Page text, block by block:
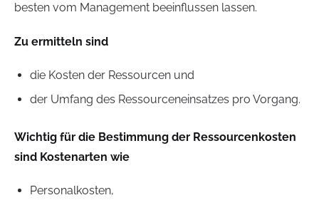
besten vom Management beeinflussen lassen.
Zu ermitteln sind
die Kosten der Ressourcen und
der Umfang des Ressourceneinsatzes pro Vorgang.
Wichtig für die Bestimmung der Ressourcenkosten
sind Kostenarten wie
Personalkosten,